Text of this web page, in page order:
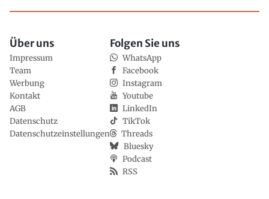
Über uns
Impressum
Team
Werbung
Kontakt
AGB
Datenschutz
Datenschutzeinstellungen
Folgen Sie uns
WhatsApp
Facebook
Instagram
Youtube
LinkedIn
TikTok
Threads
Bluesky
Podcast
RSS